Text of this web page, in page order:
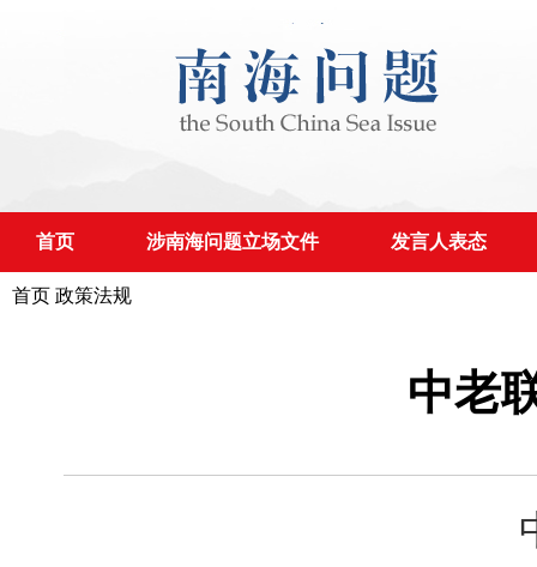
首页 涉南海问题立场文件 发言人表态
首页 政策法规
中老